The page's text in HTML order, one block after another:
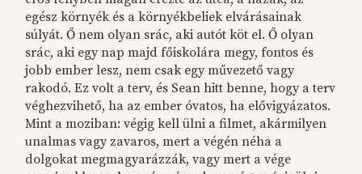
egész környék és a környékbeliek elvárásainak
súlyát. Ő nem olyan srác, aki autót köt el. Ő olyan
srác, aki egy nap majd főiskolára megy, fontos és
jobb ember lesz, nem csak egy művezető vagy
rakodó. Ez volt a terv, és Sean hitt benne, hogy a terv
véghezvihető, ha az ember óvatos, ha elővigyázatos.
Mint a moziban: végig kell ülni a filmet, akármilyen
unalmas vagy zavaros, mert a végén néha a
dolgokat megmagyarázzák, vagy mert a vége